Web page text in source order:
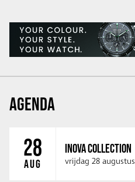
AGENDA
28
AUG
INOVA COLLECTION
vrijdag 28 augustus